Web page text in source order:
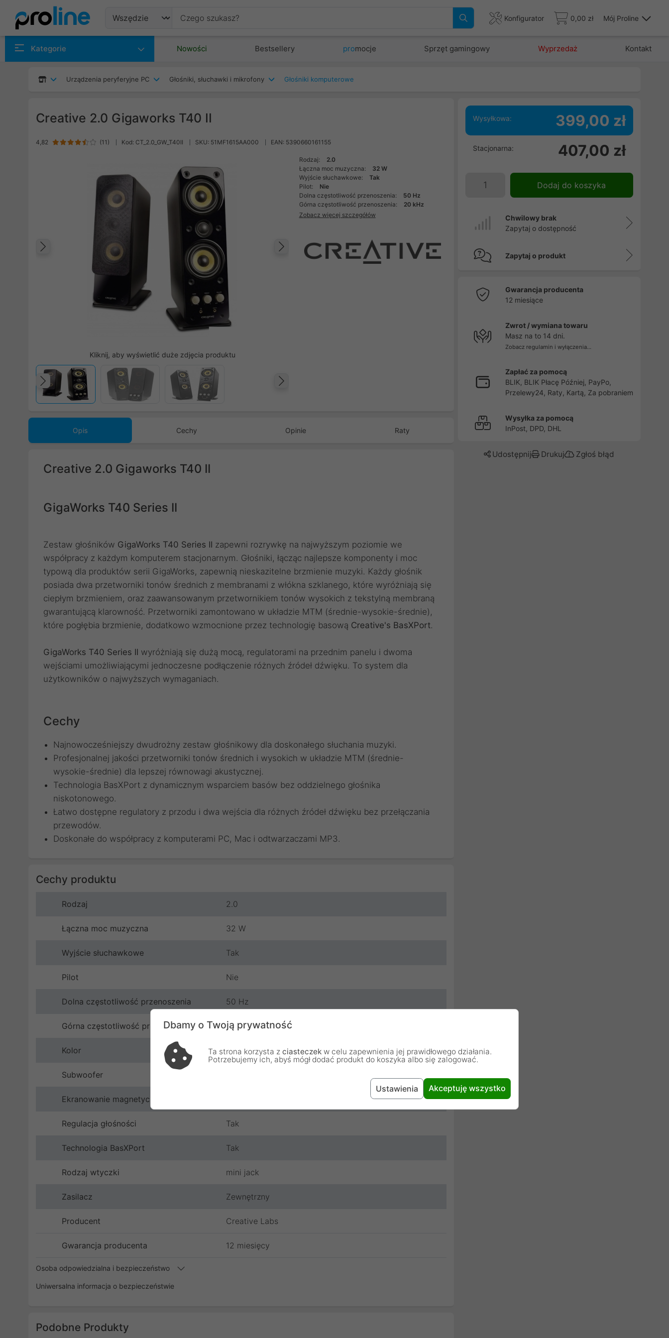
Konfigurator 0,00 zł Mój Proline
Kategorie Nowości Bestsellery promocje Sprzęt gamingowy Wyprzedaż Kontakt
Urządzenia peryferyjne PC Głośniki, słuchawki i mikrofony Głośniki komputerowe
Creative 2.0 Gigaworks T40 II
4,82 (11 ) Kod: CT_2.0_GW_T40II SKU: 51MF1615AA000 EAN: 5390660161155
Następny
Poprzedni
Kliknij, aby wyświetlić duże zdjęcia produktu
Poprzedni
Rodzaj:
2.0
Łączna moc muzyczna:
32 W
Wyjście słuchawkowe:
Tak
Pilot:
Nie
Dolna częstotliwość przenoszenia:
50 Hz
Górna częstotliwość przenoszenia:
20 kHz
Zobacz więcej szczegółów
Opis Cechy Opinie Raty
Creative 2.0 Gigaworks T40 II
GigaWorks T40 Series II
Zestaw głośników GigaWorks T40 Series II zapewni rozrywkę na najwyższym poziomie we
współpracy z każdym komputerem stacjonarnym. Głośniki, łącząc najlepsze komponenty i moc
typową dla produktów serii GigaWorks, zapewnią nieskazitelne brzmienie muzyki. Każdy głośnik
posiada dwa przetworniki tonów średnich z membranami z włókna szklanego, które wyróżniają się
ciepłym brzmieniem, oraz zaawansowanym przetwornikiem tonów wysokich z tekstylną membraną
gwarantującą klarowność. Przetworniki zamontowano w układzie MTM (średnie-wysokie-średnie),
które pogłębia brzmienie, dodatkowo wzmocnione przez technologię basową Creative's BasXPort.
GigaWorks T40 Series II wyróżniają się dużą mocą, regulatorami na przednim panelu i dwoma
wejściami umożliwiającymi jednoczesne podłączenie różnych źródeł dźwięku. To system dla
użytkowników o najwyższych wymaganiach.
Cechy
Najnowocześniejszy dwudrożny zestaw głośnikowy dla doskonałego słuchania muzyki.
Profesjonalnej jakości przetworniki tonów średnich i wysokich w układzie MTM (średnie-
wysokie-średnie) dla lepszej równowagi akustycznej.
Technologia BasXPort z dynamicznym wsparciem basów bez oddzielnego głośnika
niskotonowego.
Łatwo dostępne regulatory z przodu i dwa wejścia dla różnych źródeł dźwięku bez przełączania
przewodów.
Doskonałe do współpracy z komputerami PC, Mac i odtwarzaczami MP3.
Cechy produktu
Rodzaj 2.0
Łączna moc muzyczna 32 W
Wyjście słuchawkowe Tak
Pilot Nie
Dolna częstotliwość przenoszenia 50 Hz
Górna częstotliwość przenoszenia 20 kHz
Kolor Czarny
Subwoofer
Ekranowanie magnetyczne
Regulacja głośności Tak
Technologia BasXPort Tak
Rodzaj wtyczki mini jack
Zasilacz Zewnętrzny
Producent Creative Labs
Gwarancja producenta 12 miesięcy
Osoba odpowiedzialna i bezpieczeństwo
Uniwersalna informacja o bezpieczeństwie
Podobne Produkty
Wysyłkowa: 399,00 zł
Stacjonarna: 407,00 zł
Dodaj do koszyka
Chwilowy brak
Zapytaj o dostępność
Zapytaj o produkt
Gwarancja producenta
12 miesiące
Zwrot / wymiana towaru
Masz na to 14 dni.
Zobacz regulamin i wyłączenia...
Zapłać za pomocą
BLIK, BLIK Płacę Później, PayPo,
Przelewy24, Raty, Kartą, Za pobraniem
Wysyłka za pomocą
InPost, DPD, DHL
Udostępnij Drukuj Zgłoś błąd
Dbamy o Twoją prywatność
Ta strona korzysta z ciasteczek w celu zapewnienia jej prawidłowego działania.
Potrzebujemy ich, abyś mógł dodać produkt do koszyka albo się zalogować.
Ustawienia Akceptuję wszystko